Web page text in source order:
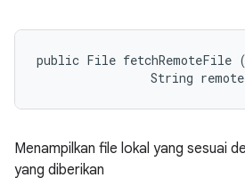
public File fetchRemoteFile (
String
Menampilkan file lokal yang sesuai
yang diberikan